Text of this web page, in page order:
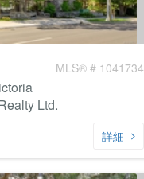
MLS® # 1041734
Ltd.
詳細